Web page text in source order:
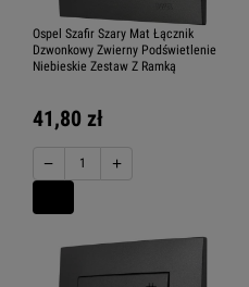
Ospel Szafir Szary Mat Łącznik
Dzwonkowy Zwierny Podświetlenie
Niebieskie Zestaw Z Ramką
41,80 zł
− +